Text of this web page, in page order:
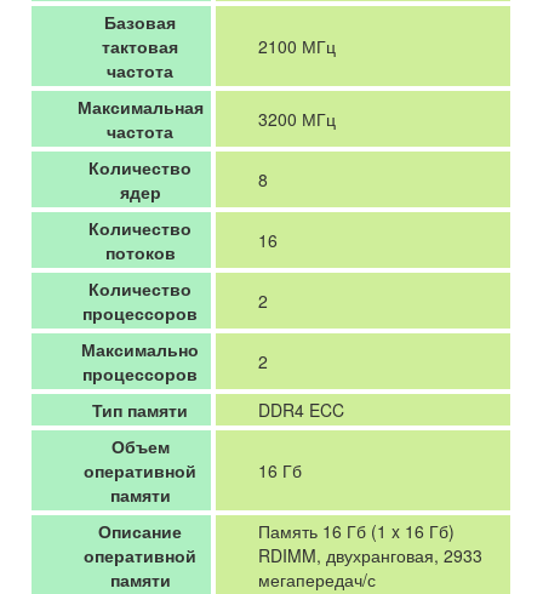
Базовая
тактовая
частота
2100 МГц
Максимальная
частота
3200 МГц
Количество
ядер
8
Количество
потоков
16
Количество
процессоров
2
Максимально
процессоров
2
Тип памяти
DDR4 ECC
Объем
оперативной
памяти
16 Гб
Описание
оперативной
памяти
Память 16 Гб (1 x 16 Гб)
RDIMM, двухранговая, 2933
мегапередач/с